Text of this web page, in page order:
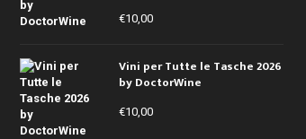
€10,00
Vini per Tutte le Tasche 2026
by DoctorWine
€10,00